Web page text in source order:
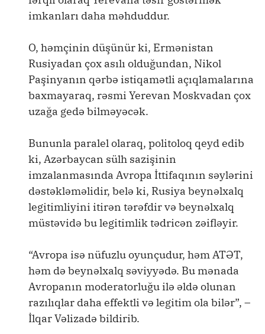
imkanları daha məhduddur.
O, həmçinin düşünür ki, Ermənistan
Rusiyadan çox asılı olduğundan, Nikol
Paşinyanın qərbə istiqamətli açıqlamalarına
baxmayaraq, rəsmi Yerevan Moskvadan çox
uzağa gedə bilməyəcək.
Bununla paralel olaraq, politoloq qeyd edib
ki, Azərbaycan sülh sazişinin
imzalanmasında Avropa İttifaqının səylərini
dəstəkləməlidir, belə ki, Rusiya beynəlxalq
legitimliyini itirən tərəfdir və beynəlxalq
müstəvidə bu legitimlik tədricən zəifləyir.
“Avropa isə nüfuzlu oyunçudur, həm ATƏT,
həm də beynəlxalq səviyyədə. Bu mənada
Avropanın moderatorluğu ilə əldə olunan
razılıqlar daha effektli və legitim ola bilər”, –
İlqar Vəlizadə bildirib.